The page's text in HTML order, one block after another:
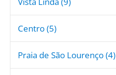
Centro (5)
Praia de São Lourenço (4)